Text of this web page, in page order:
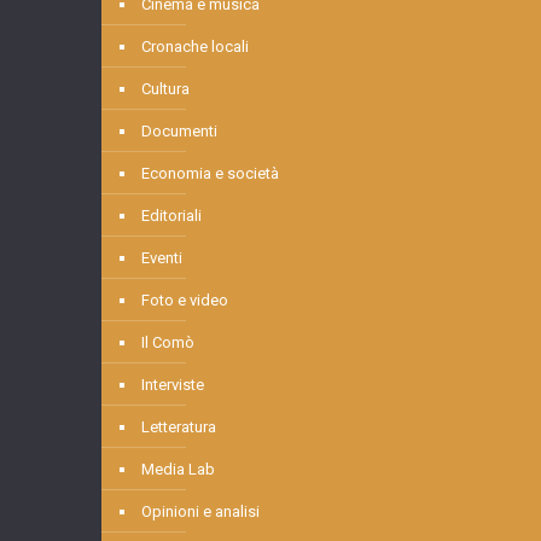
Cinema e musica
Cronache locali
Cultura
Documenti
Economia e società
Editoriali
Eventi
Foto e video
Il Comò
Interviste
Letteratura
Media Lab
Opinioni e analisi